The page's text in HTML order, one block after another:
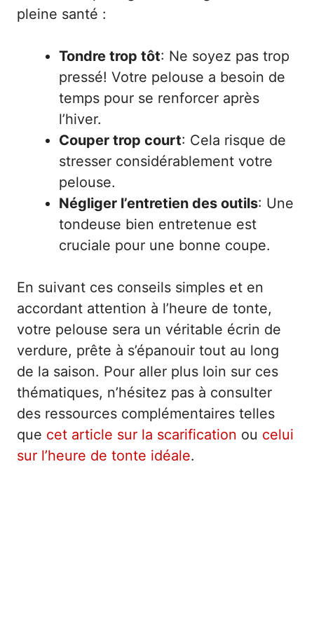
pleine santé :
Tondre trop tôt: Ne soyez pas trop
pressé! Votre pelouse a besoin de
temps pour se renforcer après
l’hiver.
Couper trop court: Cela risque de
stresser considérablement votre
pelouse.
Négliger l’entretien des outils: Une
tondeuse bien entretenue est
cruciale pour une bonne coupe.
En suivant ces conseils simples et en
accordant attention à l’heure de tonte,
votre pelouse sera un véritable écrin de
verdure, prête à s’épanouir tout au long
de la saison. Pour aller plus loin sur ces
thématiques, n’hésitez pas à consulter
des ressources complémentaires telles
que cet article sur la scarification ou celui
sur l’heure de tonte idéale.